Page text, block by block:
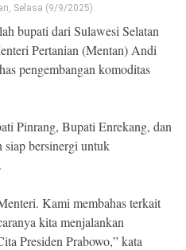
Selasa (9/9/2025).
bupati dari Sulawesi Selatan
Pertanian (Mentan) Andi
pengembangan komoditas
Pinrang, Bupati Enrekang, dan
siap bersinergi untuk
Kami membahas terkait
kita menjalankan
Presiden Prabowo,” kata